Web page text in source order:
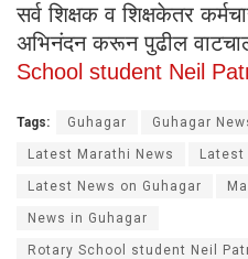
सर्व शिक्षक व शिक्षकेतर
अभिनंदन करून पुढील
School student Neil
Tags: Guhagar Guhagar
Latest Marathi News Latest
Latest News on Guhagar
News in Guhagar
Rotary School student Neil